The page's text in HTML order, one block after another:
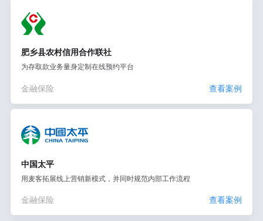
肥乡县农村信用合作联社
为存取款业务量身定制在线预约平台
金融保险 查看案例
中国太平
用麦客拓展线上营销新模式，并同时规范内部工作流程
金融保险 查看案例